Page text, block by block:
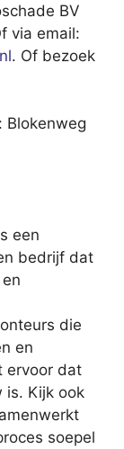
BV
via email:
. Of bezoek
Blokenweg
een
bedrijf dat
die
en
ervoor dat
is. Kijk ook
soepel